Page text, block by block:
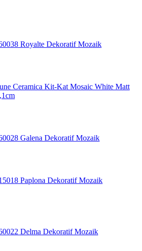
Royalte Dekoratif Mozaik
Ceramica Kit-Kat Mosaic White Matt
Galena Dekoratif Mozaik
Paplona Dekoratif Mozaik
Delma Dekoratif Mozaik